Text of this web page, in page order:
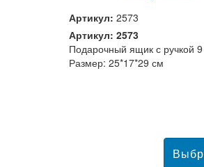
Артикул: 2573
Артикул: 2573
Подарочный ящик с ручкой
Размер: 25*17*29 см